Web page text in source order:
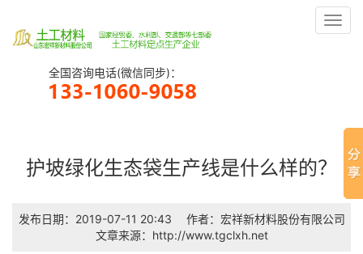
全国咨询电话(微信同步)：
护坡绿化生态袋生产线是什么样的？
发布日期：2019-07-11 20:43
作者：宏祥新材料股份有限公司
文章来源：http://www.tgclxh.net